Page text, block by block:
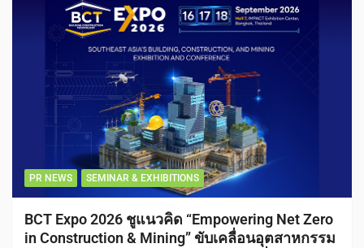
PR NEWS SEMINAR & EXHIBITIONS
BCT Expo 2026 ชูแนวคิด “Empowering Net Zero
in Construction & Mining” ขับเคลื่อนอุตสาหกรรม